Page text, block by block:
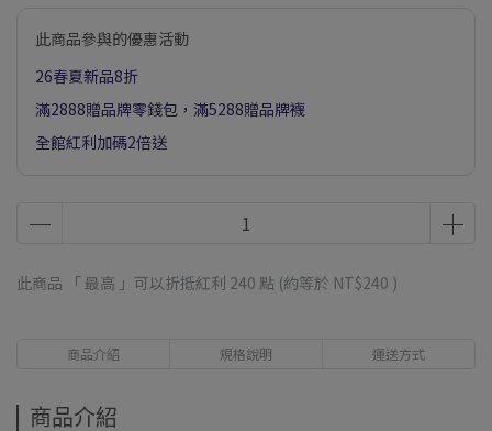
此商品參與的優惠活動
26春夏新品8折
滿2888贈品牌零錢包，滿5288贈品牌襪
全館紅利加碼2倍送
此商品 「 最高 」可以折抵紅利 240 點 (約等於 NT$240 )
商品介紹 規格說明 運送方式
商品介紹